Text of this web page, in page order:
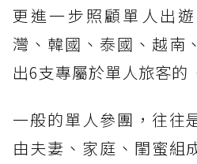
更進一步照顧單人出
灣、韓國、泰國、越南
出6支專屬於單人旅客的
一般的單人參團，往往
由夫妻、家庭、閨蜜組